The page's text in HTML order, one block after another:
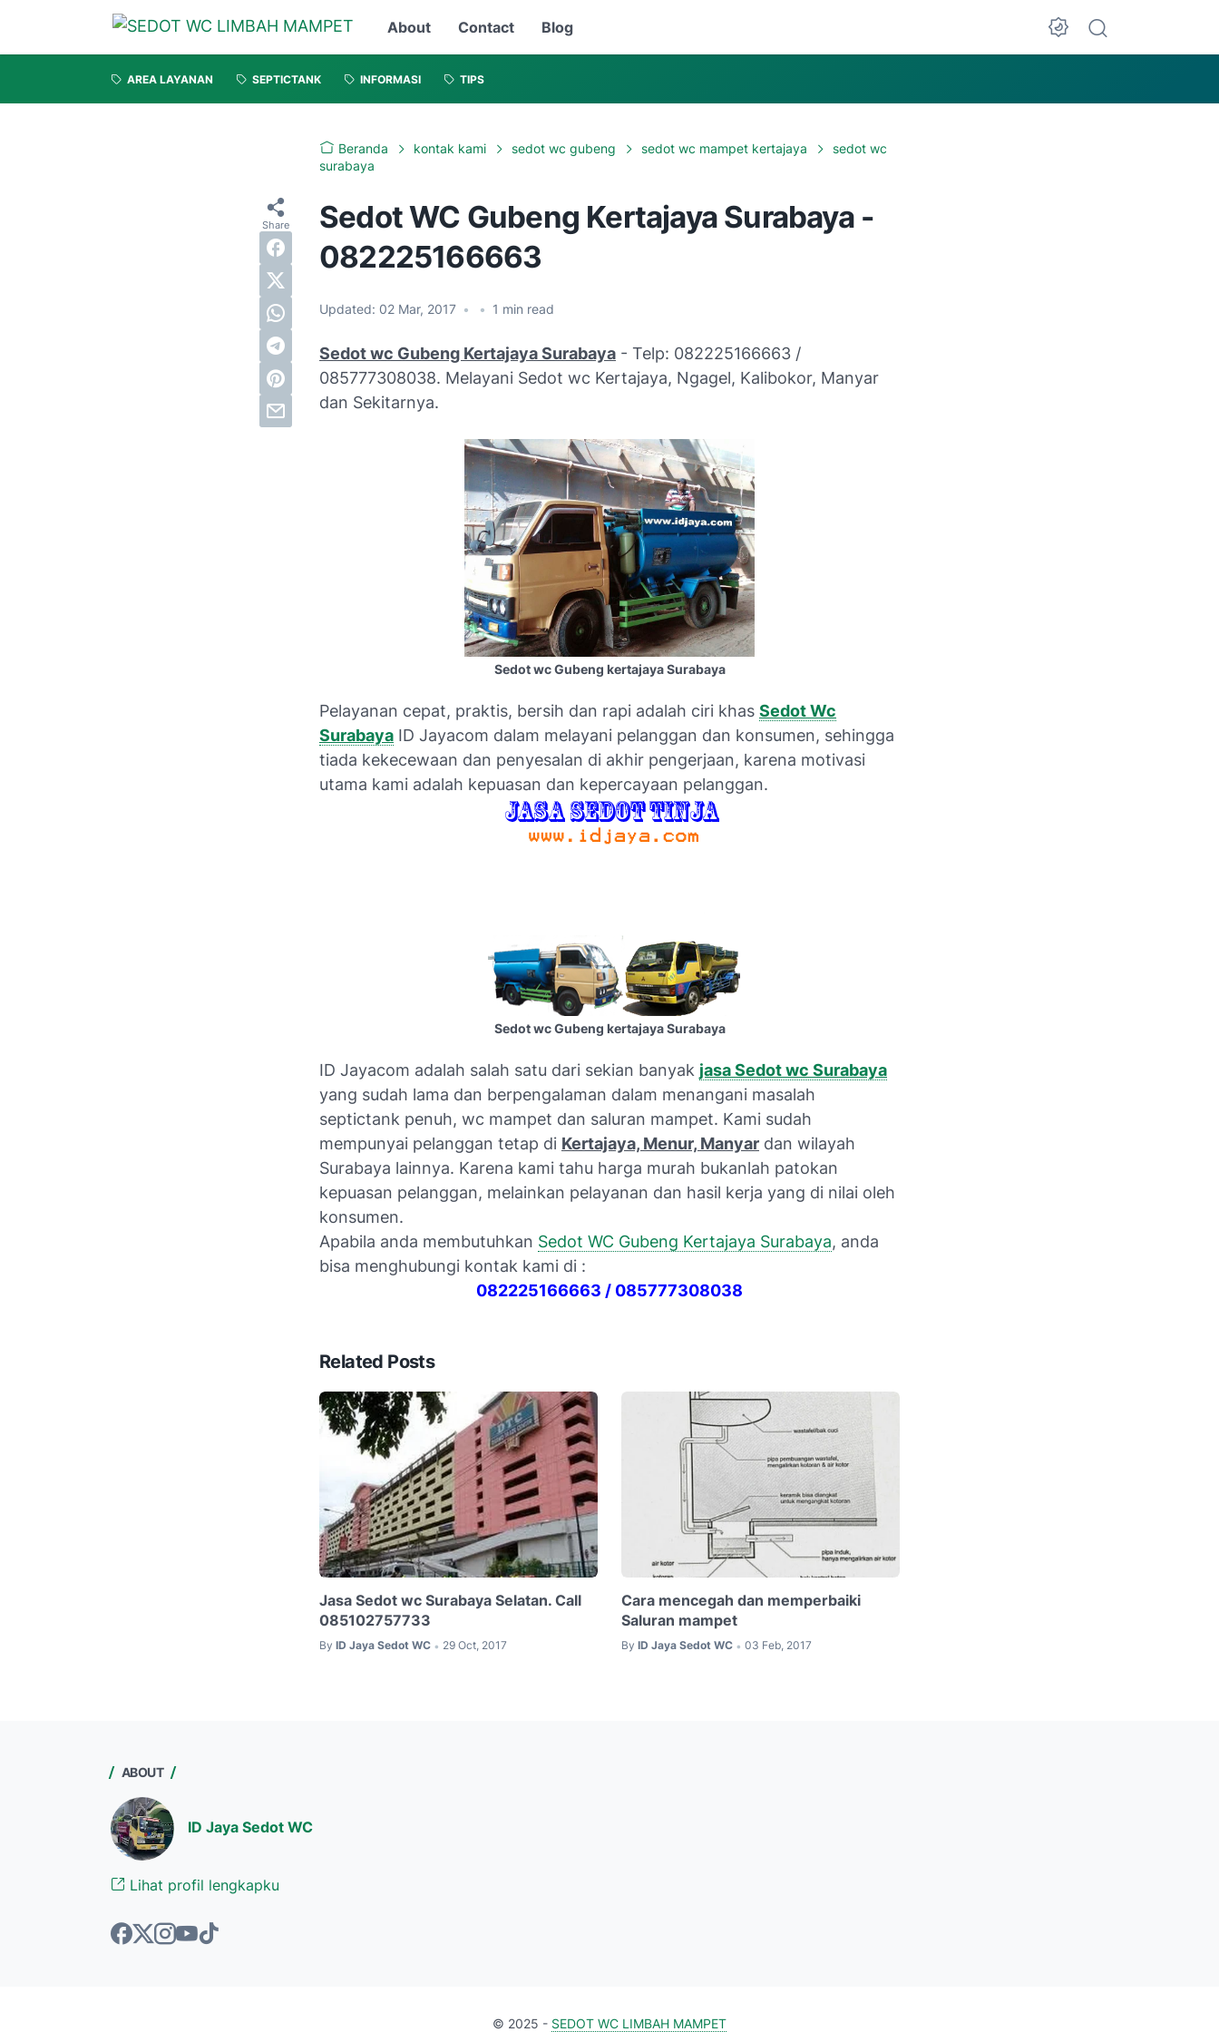
About Contact Blog
AREA LAYANAN SEPTICTANK INFORMASI TIPS
Beranda kontak kami sedot wc gubeng sedot wc mampet kertajaya
sedot wc
surabaya
Sedot WC Gubeng Kertajaya Surabaya -
082225166663
Updated: 02 Mar, 2017 • • 1 min read
Sedot wc Gubeng Kertajaya Surabaya - Telp: 082225166663 /
085777308038. Melayani Sedot wc Kertajaya, Ngagel, Kalibokor, Manyar
dan Sekitarnya.
Sedot wc Gubeng kertajaya Surabaya
Pelayanan cepat, praktis, bersih dan rapi adalah ciri khas Sedot Wc
Surabaya ID Jayacom dalam melayani pelanggan dan konsumen, sehingga
tiada kekecewaan dan penyesalan di akhir pengerjaan, karena motivasi
utama kami adalah kepuasan dan kepercayaan pelanggan.
Sedot wc Gubeng kertajaya Surabaya
ID Jayacom adalah salah satu dari sekian banyak jasa Sedot wc Surabaya
yang sudah lama dan berpengalaman dalam menangani masalah
septictank penuh, wc mampet dan saluran mampet. Kami sudah
mempunyai pelanggan tetap di Kertajaya, Menur, Manyar dan wilayah
Surabaya lainnya. Karena kami tahu harga murah bukanlah patokan
kepuasan pelanggan, melainkan pelayanan dan hasil kerja yang di nilai oleh
konsumen.
Apabila anda membutuhkan Sedot WC Gubeng Kertajaya Surabaya, anda
bisa menghubungi kontak kami di :
082225166663 / 085777308038
Related Posts
Jasa Sedot wc Surabaya Selatan. Call
085102757733
By ID Jaya Sedot WC • 29 Oct, 2017
Cara mencegah dan memperbaiki
Saluran mampet
By ID Jaya Sedot WC • 03 Feb, 2017
ABOUT
ID Jaya Sedot WC
Lihat profil lengkapku
© 2025 - SEDOT WC LIMBAH MAMPET